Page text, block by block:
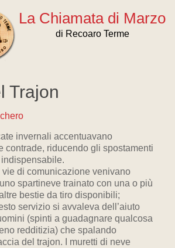
La Chiamata di Marzo
di Recoaro Terme
Trajon
invernali accentuavano
contrade, riducendo gli spostamenti
di comunicazione venivano
spartineve trainato con una o più
bestie da tiro disponibili;
servizio si avvaleva dell’aiuto
(spinti a guadagnare qualcosa
redditizia) che spalando
del trajon. I muretti di neve